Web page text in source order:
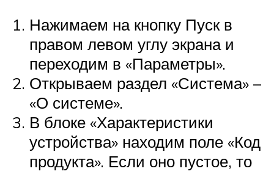
Нажимаем на кнопку Пуск в
правом левом углу экрана и
переходим в «Параметры».
Открываем раздел «Система» –
«О системе».
В блоке «Характеристики
устройства» находим поле «Код
продукта». Если оно пустое, то